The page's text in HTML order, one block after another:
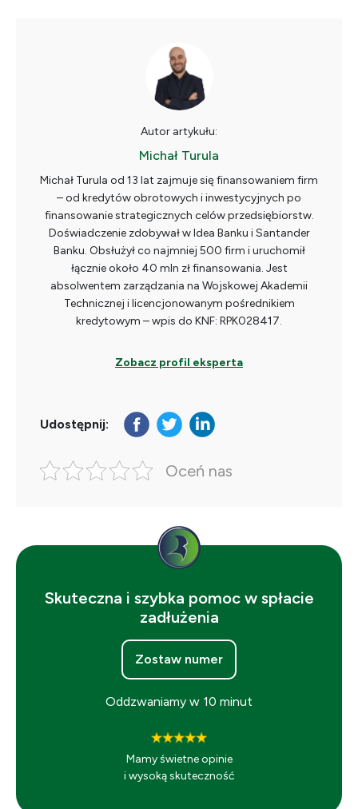
Autor artykułu:
Michał Turula
Michał Turula od 13 lat zajmuje się finansowaniem firm
– od kredytów obrotowych i inwestycyjnych po
finansowanie strategicznych celów przedsiębiorstw.
Doświadczenie zdobywał w Idea Banku i Santander
Banku. Obsłużył co najmniej 500 firm i uruchomił
łącznie około 40 mln zł finansowania. Jest
absolwentem zarządzania na Wojskowej Akademii
Technicznej i licencjonowanym pośrednikiem
kredytowym – wpis do KNF: RPK028417.
Zobacz profil eksperta
Udostępnij:
Oceń nas
Skuteczna i szybka pomoc w spłacie
zadłużenia
Zostaw numer
Oddzwaniamy w 10 minut
Mamy świetne opinie
i wysoką skuteczność